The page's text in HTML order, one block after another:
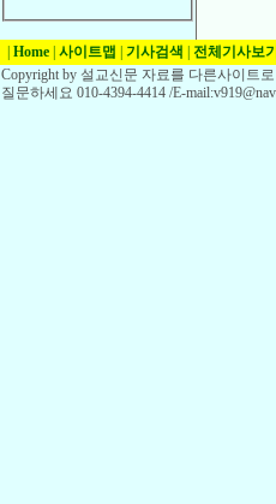
Home 사이트맵 기사검색 전체기사보기
Copyright by 설교신문 자료를 다른사이트
질문하세요 010-4394-4414 /E-